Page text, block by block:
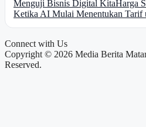
Menguji Bisnis Digital KitaHarga
Ketika AI Mulai Menentukan Tarif
Connect with Us
Copyright © 2026 Media Berita
Reserved.